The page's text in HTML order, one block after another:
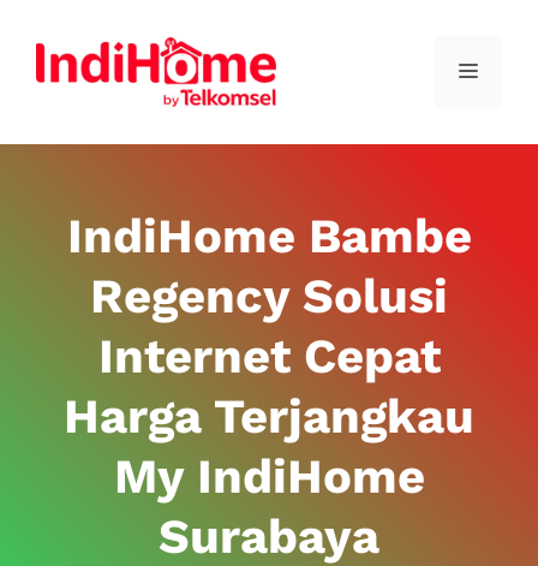
IndiHome Bambe
Regency Solusi
Internet Cepat
Harga Terjangkau
My IndiHome
Surabaya